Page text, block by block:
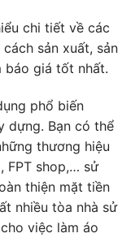
chi tiết về các
sản xuất, sản
báo giá tốt nhất.
phổ biến
dựng. Bạn có thể
thương hiệu
FPT shop,… sử
thiện mặt tiền
nhiều tòa nhà sử
việc làm áo